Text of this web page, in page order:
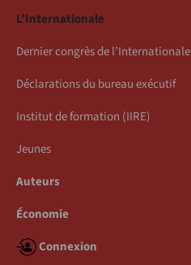
L’Internationale
Dernier congrès de l’Internationale
Déclarations du bureau exécutif
Institut de formation (IIRE)
Jeunes
Auteurs
Économie
Connexion